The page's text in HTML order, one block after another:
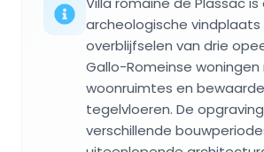
archeologische
overblijfselen van drie
Gallo-Romeinse
woonruimtes en bewaarde
tegelvloeren. De
verschillende